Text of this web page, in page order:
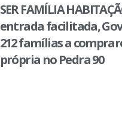
SER FAMÍLIA
entrada facilitada,
212 famílias a
própria no Pedra 90